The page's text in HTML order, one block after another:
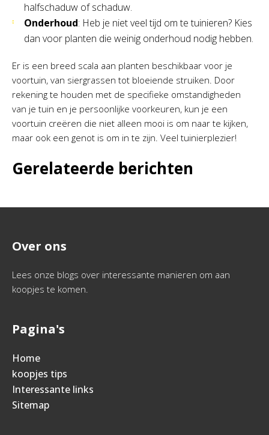
halfschaduw of schaduw.
Onderhoud: Heb je niet veel tijd om te tuinieren? Kies
dan voor planten die weinig onderhoud nodig hebben.
Er is een breed scala aan planten beschikbaar voor je
voortuin, van siergrassen tot bloeiende struiken. Door
rekening te houden met de specifieke omstandigheden
van je tuin en je persoonlijke voorkeuren, kun je een
voortuin creëren die niet alleen mooi is om naar te kijken,
maar ook een genot is om in te zijn. Veel tuinierplezier!
Gerelateerde berichten
Over ons
Lees onze blogs over interessante manieren om aan
koopjes te komen.
Pagina's
Home
koopjes tips
Interessante links
Sitemap